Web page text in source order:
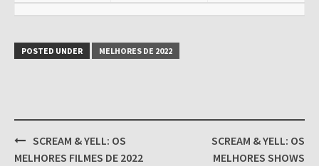
POSTED UNDER MELHORES DE 2022
Post
navigation
SCREAM & YELL: OS
MELHORES FILMES DE 2022
SCREAM & YELL: OS
MELHORES SHOWS